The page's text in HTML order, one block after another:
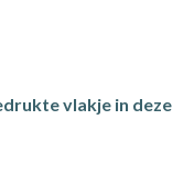
vlakje in deze